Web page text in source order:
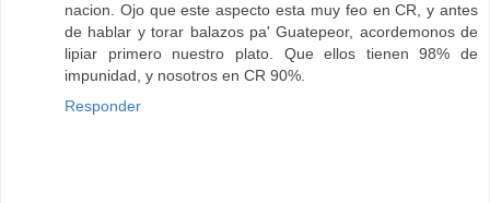
nacion. Ojo que este aspecto esta muy feo en CR, y antes
de hablar y torar balazos pa' Guatepeor, acordemonos de
lipiar primero nuestro plato. Que ellos tienen 98% de
impunidad, y nosotros en CR 90%.
Responder